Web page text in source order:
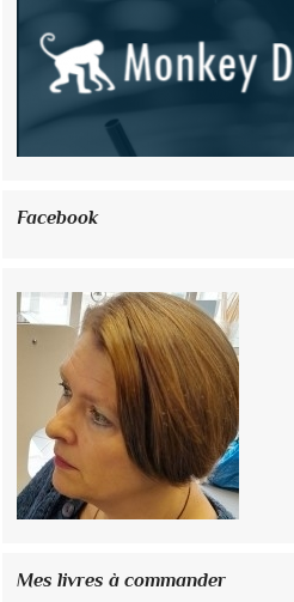
Facebook
Mes livres à commander